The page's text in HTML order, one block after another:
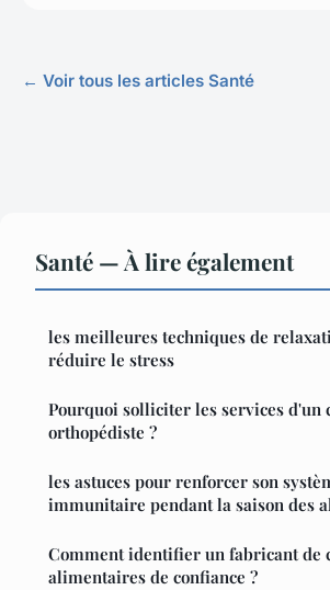
← Voir tous les articles Santé
Santé — À lire également
les meilleures techniques de
réduire le stress
Pourquoi solliciter les services d'un
orthopédiste ?
les astuces pour renforcer son
immunitaire pendant la saison des
Comment identifier un fabricant de
alimentaires de confiance ?